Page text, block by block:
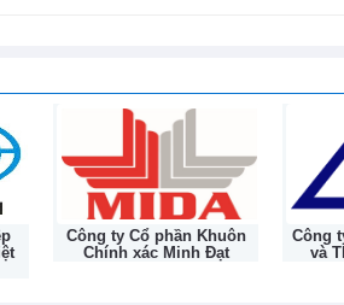
Công ty Cổ phần Khuôn
Chính xác Minh Đạt
Công
và